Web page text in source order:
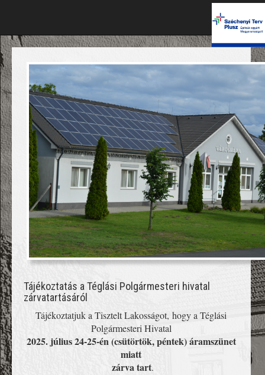
Tájékoztatás a Téglási Polgármesteri hivatal
zárvatartásáról
Tájékoztatjuk a Tisztelt Lakosságot, hogy a Téglási
Polgármesteri Hivatal
2025. július 24-25-én(csütörtök, péntek) áramszünet
miatt
zárva tart.